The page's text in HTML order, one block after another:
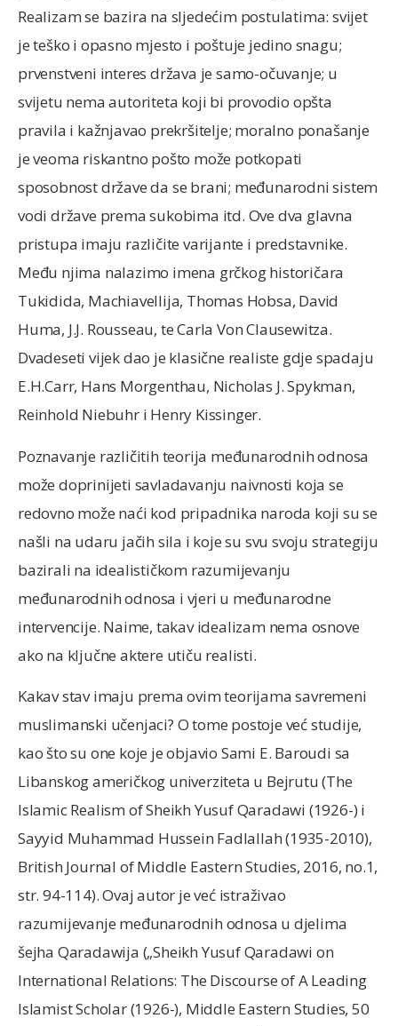
Realizam se bazira na sljedećim postulatima: svijet
je teško i opasno mjesto i poštuje jedino snagu;
prvenstveni interes država je samo-očuvanje; u
svijetu nema autoriteta koji bi provodio opšta
pravila i kažnjavao prekršitelje; moralno ponašanje
je veoma riskantno pošto može potkopati
sposobnost države da se brani; međunarodni sistem
vodi države prema sukobima itd. Ove dva glavna
pristupa imaju različite varijante i predstavnike.
Među njima nalazimo imena grčkog historičara
Tukidida, Machiavellija, Thomas Hobsa, David
Huma, J.J. Rousseau, te Carla Von Clausewitza.
Dvadeseti vijek dao je klasične realiste gdje spadaju
E.H.Carr, Hans Morgenthau, Nicholas J. Spykman,
Reinhold Niebuhr i Henry Kissinger.
Poznavanje različitih teorija međunarodnih odnosa
može doprinijeti savladavanju naivnosti koja se
redovno može naći kod pripadnika naroda koji su se
našli na udaru jačih sila i koje su svu svoju strategiju
bazirali na idealističkom razumijevanju
međunarodnih odnosa i vjeri u međunarodne
intervencije. Naime, takav idealizam nema osnove
ako na ključne aktere utiču realisti.
Kakav stav imaju prema ovim teorijama savremeni
muslimanski učenjaci? O tome postoje već studije,
kao što su one koje je objavio Sami E. Baroudi sa
Libanskog američkog univerziteta u Bejrutu (The
Islamic Realism of Sheikh Yusuf Qaradawi (1926-) i
Sayyid Muhammad Hussein Fadlallah (1935-2010),
British Journal of Middle Eastern Studies, 2016, no.1,
str. 94-114). Ovaj autor je već istraživao
razumijevanje međunarodnih odnosa u djelima
šejha Qaradawija („Sheikh Yusuf Qaradawi on
International Relations: The Discourse of A Leading
Islamist Scholar (1926-), Middle Eastern Studies, 50